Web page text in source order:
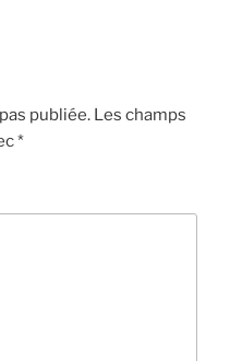
publiée. Les champs
*